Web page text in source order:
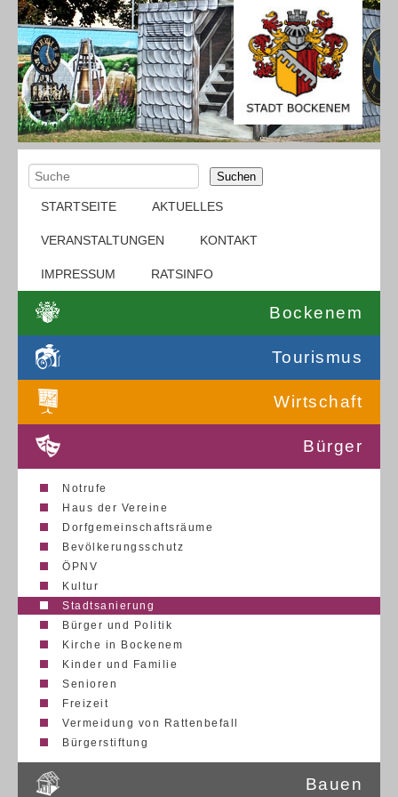
Suchen
STARTSEITE AKTUELLES
VERANSTALTUNGEN KONTAKT
IMPRESSUM RATSINFO
Bockenem
Tourismus
Wirtschaft
Bürger
Notrufe
Haus der Vereine
Dorfgemeinschaftsräume
Bevölkerungsschutz
ÖPNV
Kultur
Stadtsanierung
Bürger und Politik
Kirche in Bockenem
Kinder und Familie
Senioren
Freizeit
Vermeidung von Rattenbefall
Bürgerstiftung
Bauen